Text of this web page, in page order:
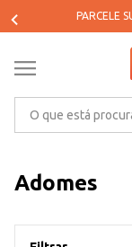
PARCELE
Adomes